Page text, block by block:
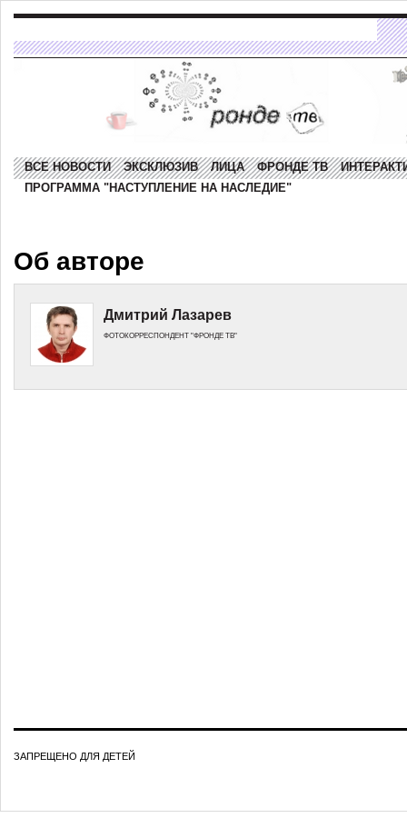
ВСЕ НОВОСТИ ЭКСКЛЮЗИВ ЛИЦА ФРОНДЕ ТВ
ПРОГРАММА "НАСТУПЛЕНИЕ НА НАСЛЕДИЕ"
Об авторе
Дмитрий Лазарев
ФОТОКОРРЕСПОНДЕНТ "ФРОНДЕ ТВ"
ЗАПРЕЩЕНО ДЛЯ ДЕТЕЙ